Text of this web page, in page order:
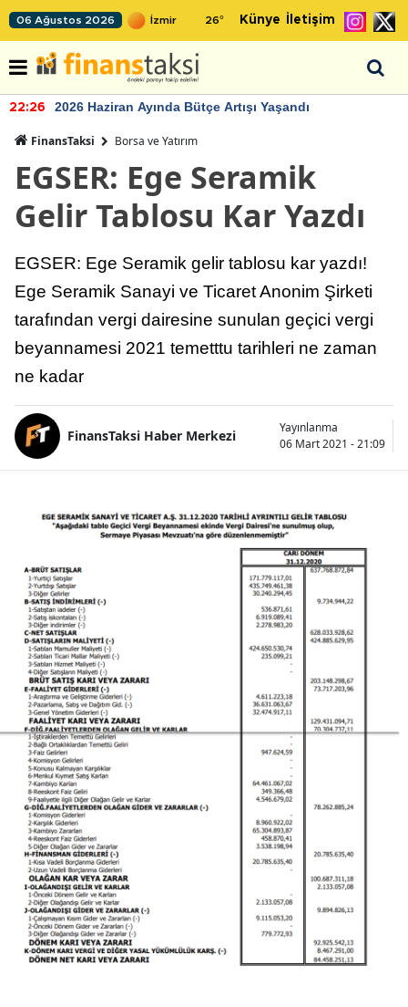
06 Ağustos 2026 26° Künye İletişim
22:26 2026 Haziran Ayında Bütçe Artışı Yaşandı
FinansTaksi Borsa ve Yatırım
EGSER: Ege Seramik
Gelir Tablosu Kar Yazdı
EGSER: Ege Seramik gelir tablosu kar yazdı!
Ege Seramik Sanayi ve Ticaret Anonim Şirketi
tarafından vergi dairesine sunulan geçici vergi
beyannamesi 2021 temetttu tarihleri ne zaman
ne kadar
FinansTaksi Haber Merkezi
Yayınlanma
06 Mart 2021 - 21:09